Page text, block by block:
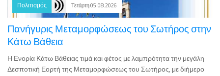
Πανήγυρις Μεταμορφώσεως του Σωτήρος στην
Κάτω Βάθεια
Η Ενορία Κάτω Βάθειας τιμά και φέτος με λαμπρότητα την μεγάλη
Δεσποτική Εορτή της Μεταμορφώσεως του Σωτήρος, με διήμερο
πρόγραμμα ιερών ακολουθιών και την παρουσία εξέχοντων
εκκλησιαστικών προσώπων.